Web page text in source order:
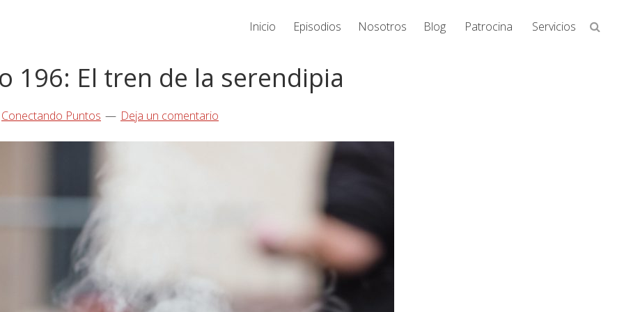
Inicio Episodios Nosotros Blog Patrocina Servicios
196: El tren de la serendipia
Conectando Puntos Deja un comentario